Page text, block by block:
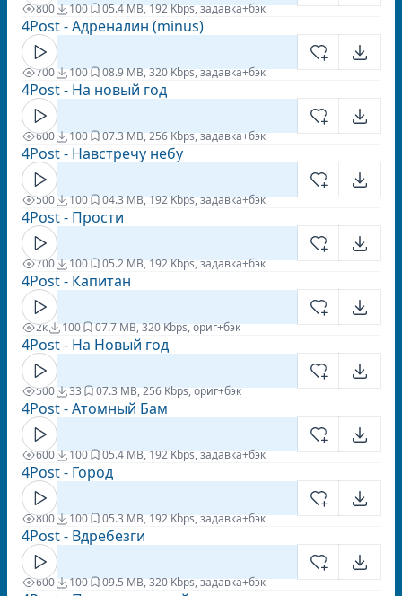
800 100 05.4 MB, 192 Kbps, задавка+бэк
4Post - Адреналин (minus)
700 100 08.9 MB, 320 Kbps, задавка+бэк
4Post - На новый год
600 100 07.3 MB, 256 Kbps, задавка+бэк
4Post - Навстречу небу
500 100 04.3 MB, 192 Kbps, задавка+бэк
4Post - Прости
700 100 05.2 MB, 192 Kbps, задавка+бэк
4Post - Капитан
2к 100 07.7 MB, 320 Kbps, ориг+бэк
4Post - На Новый год
500 33 07.3 MB, 256 Kbps, ориг+бэк
4Post - Атомный Бам
600 100 05.4 MB, 192 Kbps, задавка+бэк
4Post - Город
800 100 05.3 MB, 192 Kbps, задавка+бэк
4Post - Вдребезги
600 100 09.5 MB, 320 Kbps, задавка+бэк